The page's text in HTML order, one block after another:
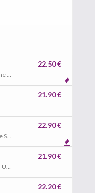
Filet De Poisson Aux Épices Grillé, Avec Une Sauce Masala Peu Piquante, Poivrons, Oignons, Tomates
22.50 €
21.90 €
Scampis Aux Épices Grillés, Cuits Avec Une Sauce Masala Un Peu Piquante, Poivrons, Oignons, Tomates
22.90 €
Scampis Cuits À La Crème Au Beurre Dans Une Sauce Tomate
21.90 €
22.20 €